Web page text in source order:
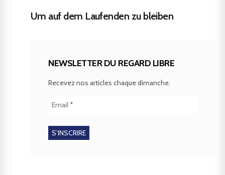
Um auf dem Laufenden zu bleiben
NEWSLETTER DU REGARD LIBRE
Recevez nos articles chaque dimanche.